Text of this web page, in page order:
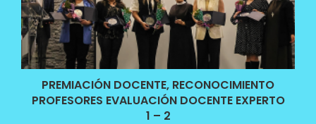
PREMIACIÓN DOCENTE, RECONOCIMIENTO
PROFESORES EVALUACIÓN DOCENTE EXPERTO
1 – 2